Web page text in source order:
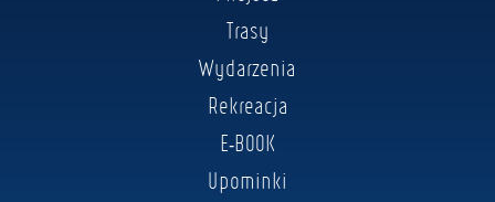
Trasy
Wydarzenia
Rekreacja
E-BOOK
Upominki